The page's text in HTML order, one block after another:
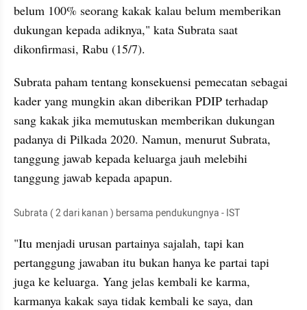
belum 100% seorang kakak kalau belum memberikan
dukungan kepada adiknya," kata Subrata saat
dikonfirmasi, Rabu (15/7).
Subrata paham tentang konsekuensi pemecatan sebagai
kader yang mungkin akan diberikan PDIP terhadap
sang kakak jika memutuskan memberikan dukungan
padanya di Pilkada 2020. Namun, menurut Subrata,
tanggung jawab kepada keluarga jauh melebihi
tanggung jawab kepada apapun.
Subrata ( 2 dari kanan ) bersama pendukungnya - IST
"Itu menjadi urusan partainya sajalah, tapi kan
pertanggung jawaban itu bukan hanya ke partai tapi
juga ke keluarga. Yang jelas kembali ke karma,
karmanya kakak saya tidak kembali ke saya, dan